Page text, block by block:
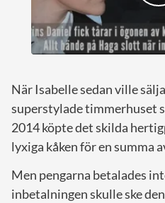
När Isabelle sedan ville
superstylade timmerhuset
2014 köpte det skilda
lyxiga kåken för en summa
Men pengarna betalades
inbetalningen skulle ske